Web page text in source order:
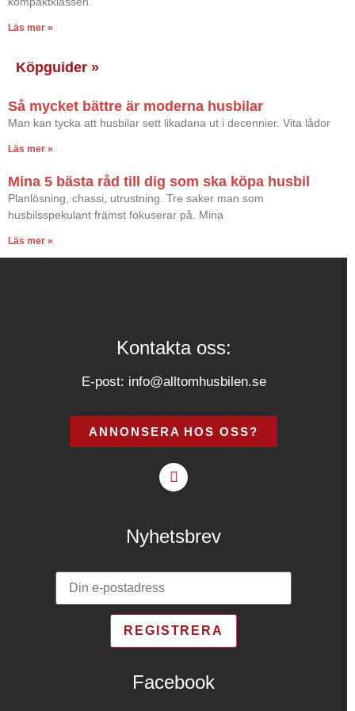
Läs mer »
Köpguider »
Så mycket bättre är moderna husbilar
Man kan tycka att husbilar sett likadana ut i decennier. Vita lådor
Läs mer »
Mina 5 bästa råd till dig som ska köpa husbil
Planlösning, chassi, utrustning. Tre saker man som
husbilsspekulant främst fokuserar på. Mina
Läs mer »
Kontakta oss:
E-post: info@alltomhusbilen.se
ANNONSERA HOS OSS?
Nyhetsbrev
Facebook